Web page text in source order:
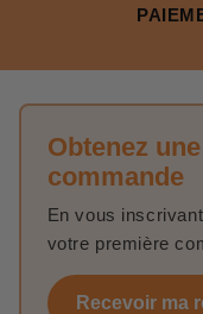
Obtenez
commande
En vous
votre première
Recevoir ma